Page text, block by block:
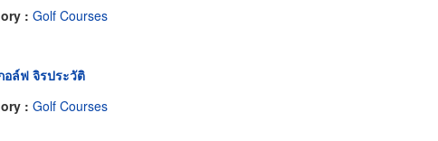
: Golf Courses
อล์ฟ จิรประวัติ
: Golf Courses